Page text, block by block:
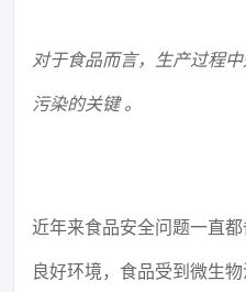
对于食品而言，生产过程
污染的关键 。
近年来食品安全问题一直
良好环境，食品受到微生